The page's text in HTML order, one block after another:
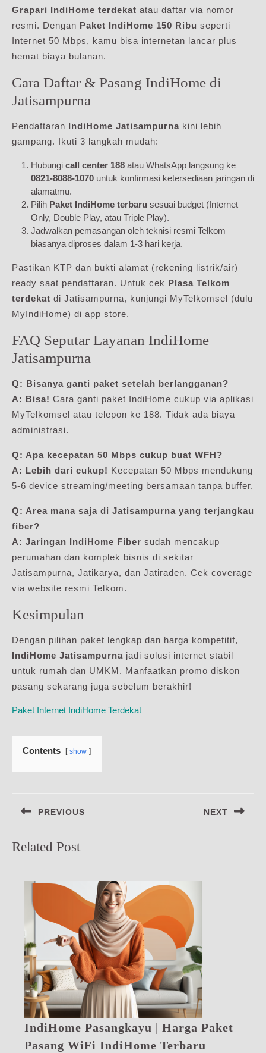
Grapari IndiHome terdekat atau daftar via nomor
resmi. Dengan Paket IndiHome 150 Ribu seperti
Internet 50 Mbps, kamu bisa internetan lancar plus
hemat biaya bulanan.
Cara Daftar & Pasang IndiHome di
Jatisampurna
Pendaftaran IndiHome Jatisampurna kini lebih
gampang. Ikuti 3 langkah mudah:
Hubungi call center 188 atau WhatsApp langsung ke
0821-8088-1070 untuk konfirmasi ketersediaan jaringan di
alamatmu.
Pilih Paket IndiHome terbaru sesuai budget (Internet
Only, Double Play, atau Triple Play).
Jadwalkan pemasangan oleh teknisi resmi Telkom –
biasanya diproses dalam 1-3 hari kerja.
Pastikan KTP dan bukti alamat (rekening listrik/air)
ready saat pendaftaran. Untuk cek Plasa Telkom
terdekat di Jatisampurna, kunjungi MyTelkomsel (dulu
MyIndiHome) di app store.
FAQ Seputar Layanan IndiHome
Jatisampurna
Q: Bisanya ganti paket setelah berlangganan?
A: Bisa! Cara ganti paket IndiHome cukup via aplikasi
MyTelkomsel atau telepon ke 188. Tidak ada biaya
administrasi.
Q: Apa kecepatan 50 Mbps cukup buat WFH?
A: Lebih dari cukup! Kecepatan 50 Mbps mendukung
5-6 device streaming/meeting bersamaan tanpa buffer.
Q: Area mana saja di Jatisampurna yang terjangkau
fiber?
A: Jaringan IndiHome Fiber sudah mencakup
perumahan dan komplek bisnis di sekitar
Jatisampurna, Jatikarya, dan Jatiraden. Cek coverage
via website resmi Telkom.
Kesimpulan
Dengan pilihan paket lengkap dan harga kompetitif,
IndiHome Jatisampurna jadi solusi internet stabil
untuk rumah dan UMKM. Manfaatkan promo diskon
pasang sekarang juga sebelum berakhir!
Paket Internet IndiHome Terdekat
Contents show
pos
PREVIOUS
post:
NEXT
Related Post
IndiHome Pasangkayu | Harga Paket
Pasang WiFi IndiHome Terbaru